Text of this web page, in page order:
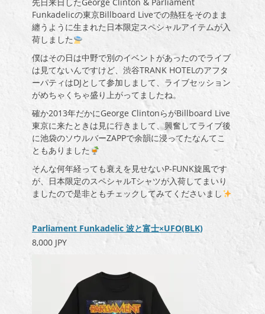
先日来日したGeorge Clinton & Parliament
Funkadelicの東京Billboard Liveでの熱狂をそのまま
纏うように生まれた日本限定スペシャルアイテムが入
荷しました
僕はその日は中野で別のイベントがあったのでライブ
は見てないんですけど、渋谷TRANK HOTELのアフタ
ーパティはDJとして参加しまして、ライブセッション
がめちゃくちゃ盛り上がってましたね。
確か2013年だかにGeorge ClintonらがBillboard Live
東京に来たときは見に行きまして、興奮してライブ後
に池袋のソウルバーZAPPで余韻に浸ってたなんてこ
ともありました
そんな何年経っても衰えを見せないP-FUNK旋風です
が、日本限定のスペシャルTシャツが入荷してまいり
ましたので是非ともチェックしてみてくださいまし
Parliament Funkadelic 波と富士×UFO(BLK)
8,000 JPY